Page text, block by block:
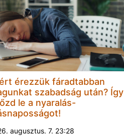
érezzük fáradtabban
szabadság után? Így
le a nyaralás-
augusztus. 7. 23:28